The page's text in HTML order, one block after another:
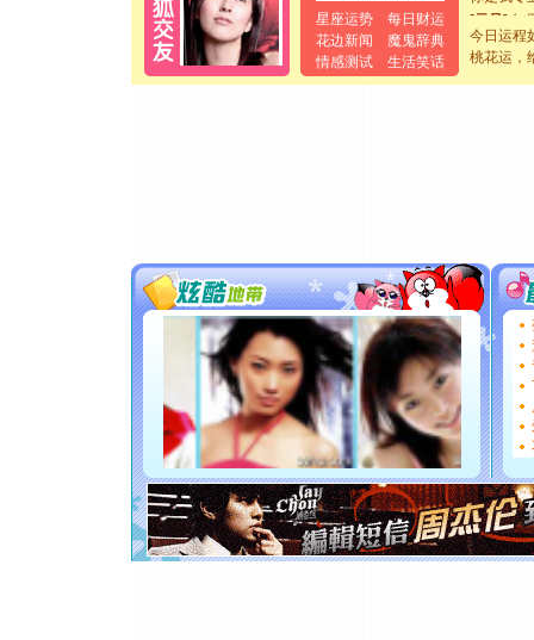
星座运势
每日财运
花边新闻
魔鬼辞典
情感测试
生活笑话
[元旦]
如
起；二是
离。水晶
[元旦]当
送你一棵
[圣诞节]
你太多
要平安
[圣诞节]
能正大
都要快乐
[圣诞节]
如意,快
[元旦]看
断电。爱
你是我专
[元旦]如
今日运程
桃花运，